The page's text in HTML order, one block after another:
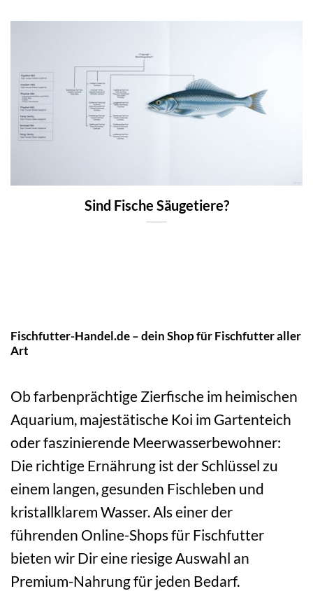
Sind Fische Säugetiere?
Fischfutter-Handel.de – dein Shop für Fischfutter aller
Art
Ob farbenprächtige Zierfische im heimischen
Aquarium, majestätische Koi im Gartenteich
oder faszinierende Meerwasserbewohner:
Die richtige Ernährung ist der Schlüssel zu
einem langen, gesunden Fischleben und
kristallklarem Wasser. Als einer der
führenden Online-Shops für Fischfutter
bieten wir Dir eine riesige Auswahl an
Premium-Nahrung für jeden Bedarf.